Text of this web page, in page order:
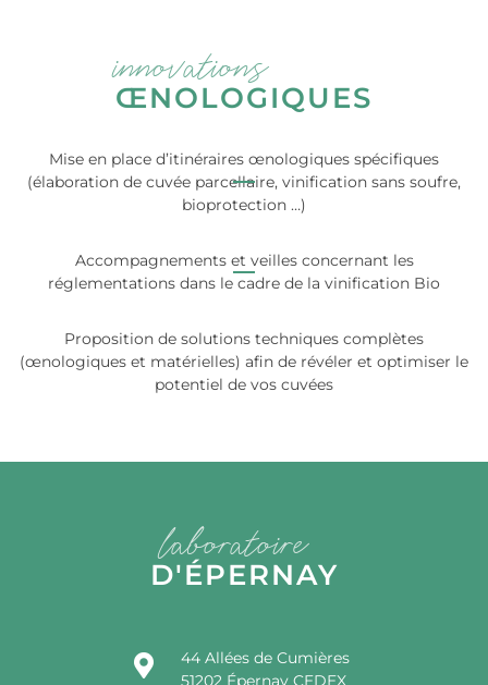
innovations
ŒNOLOGIQUES
Mise en place d’itinéraires œnologiques spécifiques
(élaboration de cuvée parcellaire, vinification sans soufre,
bioprotection …)
Accompagnements et veilles concernant les
réglementations dans le cadre de la vinification Bio
Proposition de solutions techniques complètes
(œnologiques et matérielles) afin de révéler et optimiser le
potentiel de vos cuvées
laboratoire
D'ÉPERNAY
44 Allées de Cumières
51202 Épernay CEDEX